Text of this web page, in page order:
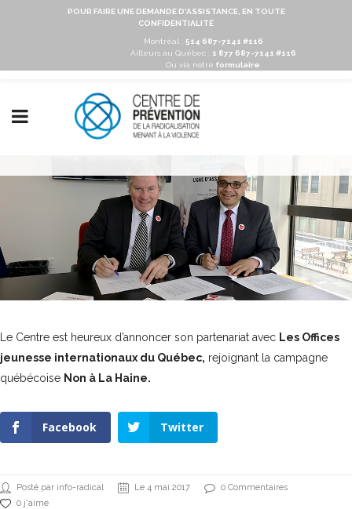
POUR FAIRE UNE DEMANDE D'ASSISTANCE, EN TOUTE
CONFIDENTIALITÉ
Montréal : 514 687-7141 #116
Ailleurs au Québec :
1 877 687-7141 #116
Ou via notre formulaire
Le Centre est heureux d’annoncer son partenariat avec Les Offices
jeunesse internationaux du Québec, rejoignant la campagne
québécoise Non à La Haine.
Facebook Twitter
Posté par info-radical Le 4 mai 2017
0 Commentaires
0 j'aime